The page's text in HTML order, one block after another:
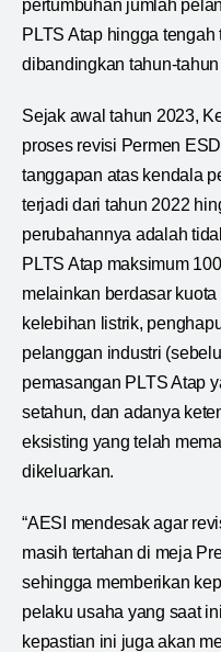
pertumbuhan jumlah
PLTS Atap hingga
dibandingkan tahun-
Sejak awal tahun 2023,
proses revisi Permen
tanggapan atas kendala
terjadi dari tahun 2022
perubahannya adalah
PLTS Atap maksimum
melainkan berdasar
kelebihan listrik,
pelanggan industri
pemasangan PLTS Atap
setahun, dan adanya
eksisting yang telah
dikeluarkan.
“AESI mendesak agar
masih tertahan di meja
sehingga memberikan
pelaku usaha yang saat
kepastian ini juga akan